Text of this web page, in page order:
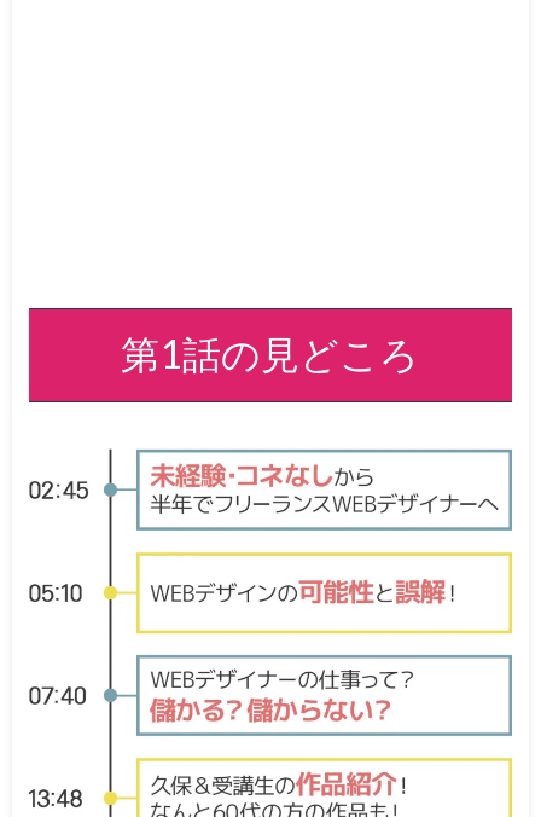
第1話の見どころ